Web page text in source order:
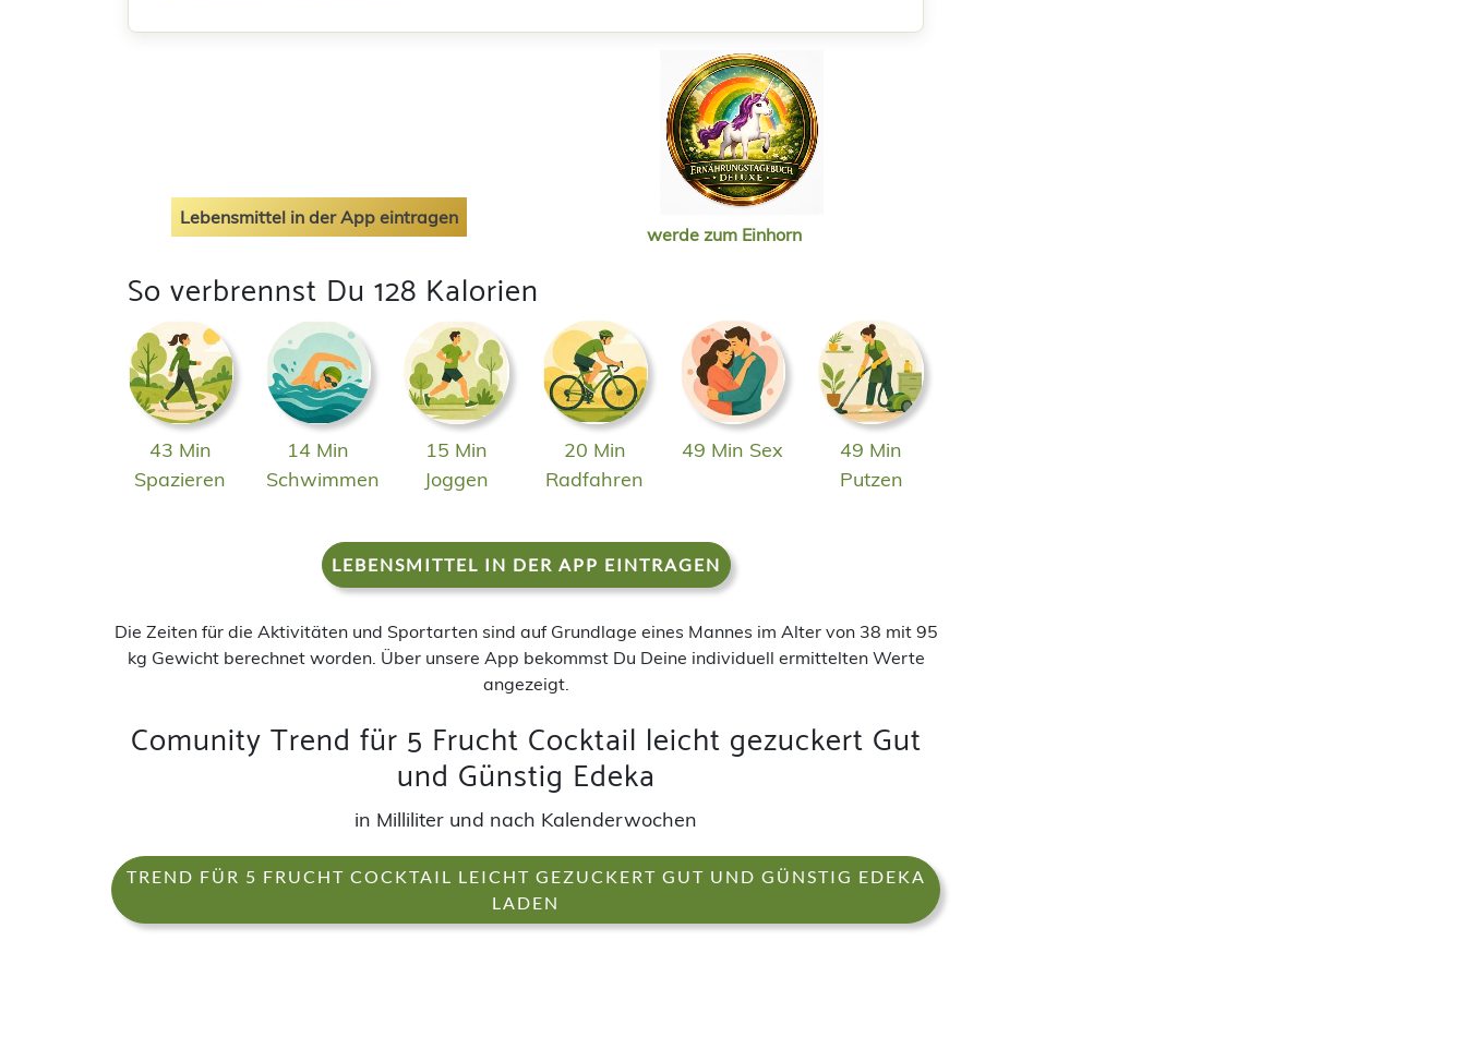
Lebensmittel in der App eintragen
werde zum Einhorn
So verbrennst Du 128 Kalorien
43 Min
Spazieren
14 Min
Schwimmen
15 Min
Joggen
20 Min
Radfahren
49 Min Sex
49 Min
Putzen
LEBENSMITTEL IN DER APP EINTRAGEN
Die Zeiten für die Aktivitäten und Sportarten sind auf Grundlage eines Mannes im Alter von 38 mit 95
kg Gewicht berechnet worden. Über unsere App bekommst Du Deine individuell ermittelten Werte
angezeigt.
Comunity Trend für 5 Frucht Cocktail leicht gezuckert Gut
und Günstig Edeka
in Milliliter und nach Kalenderwochen
TREND FÜR 5 FRUCHT COCKTAIL LEICHT GEZUCKERT GUT UND GÜNSTIG EDEKA
LADEN